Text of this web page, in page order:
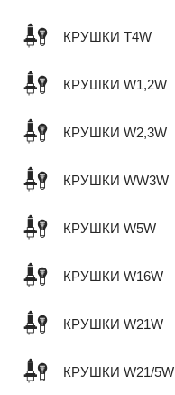
КРУШКИ T4W
КРУШКИ W1,2W
КРУШКИ W2,3W
КРУШКИ WW3W
КРУШКИ W5W
КРУШКИ W16W
КРУШКИ W21W
КРУШКИ W21/5W